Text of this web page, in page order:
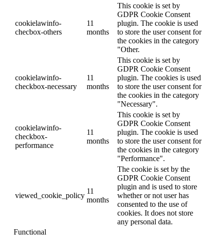
cookielawinfo-
checbox-others
11
months
This cookie is set by
GDPR Cookie Consent
plugin. The cookie is used
to store the user consent for
the cookies in the category
"Other.
cookielawinfo-
checkbox-necessary
11
months
This cookie is set by
GDPR Cookie Consent
plugin. The cookies is used
to store the user consent for
the cookies in the category
"Necessary".
cookielawinfo-
checkbox-
performance
11
months
This cookie is set by
GDPR Cookie Consent
plugin. The cookie is used
to store the user consent for
the cookies in the category
"Performance".
viewed_cookie_policy
11
months
The cookie is set by the
GDPR Cookie Consent
plugin and is used to store
whether or not user has
consented to the use of
cookies. It does not store
any personal data.
Functional